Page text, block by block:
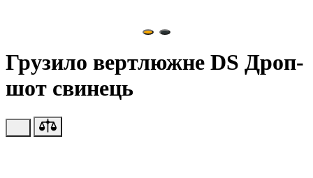
Грузило вертлюжне DS Дроп-
шот свинець